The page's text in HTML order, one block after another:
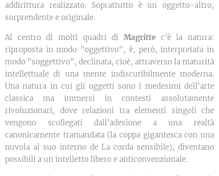
addirittura realizzato. Soprattutto è un oggetto-altro,
sorprendente e originale.
Al centro di molti quadri di Magritte c'è la natura:
riproposta in modo "oggettivo", è, però, interpretata in
modo "soggettivo", declinata, cioè, attraverso la maturità
intellettuale di una mente indiscutibilmente moderna.
Una natura in cui gli oggetti sono i medesimi dell'arte
classica ma immersi in contesti assolutamente
rivoluzionari, dove relazioni tra elementi singoli che
vengono scollegati dall'adesione a una realtà
canonicamente tramandata (la coppa gigantesca con una
nuvola al suo interno de La corda sensibile), diventano
possibili a un intelletto libero e anticonvenzionale.